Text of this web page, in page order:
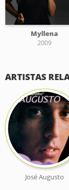
Myllena
2009
ARTISTAS
José Augusto